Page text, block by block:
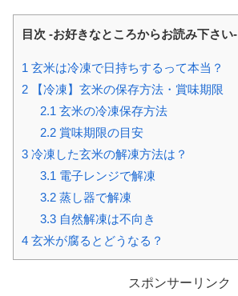
目次 -お好きなところからお読み下さい-
1 玄米は冷凍で日持ちするって本当？
2 【冷凍】玄米の保存方法・賞味期限
2.1 玄米の冷凍保存方法
2.2賞味期限の目安
3 冷凍した玄米の解凍方法は？
3.1 電子レンジで解凍
3.2蒸し器で解凍
3.3自然解凍は不向き
4 玄米が腐るとどうなる？
スポンサーリンク